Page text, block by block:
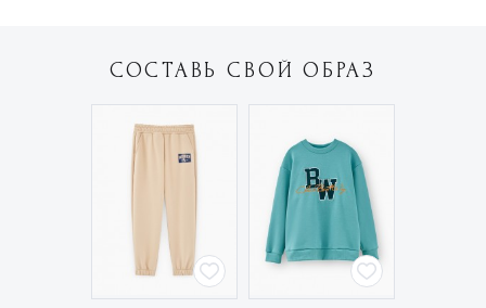
СОСТАВЬ СВОЙ ОБРАЗ